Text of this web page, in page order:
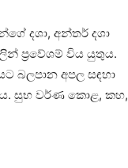
දශා, අන්තර් දශා
ප්‍රවේශම් විය යුතුය.
බලපාන අපල සඳහා
සුභ වර්ණ කොළ, කහ,